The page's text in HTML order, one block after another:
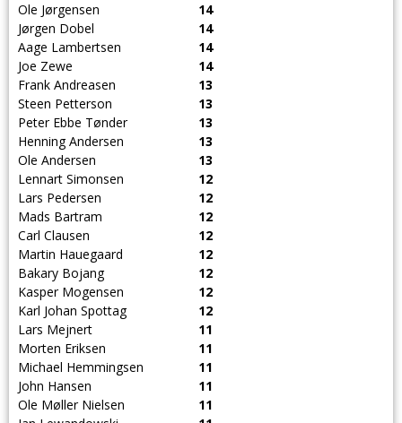
Ole Jørgensen
14
Jørgen Dobel
14
Aage Lambertsen
14
Joe Zewe
14
Frank Andreasen
13
Steen Petterson
13
Peter Ebbe Tønder
13
Henning Andersen
13
Ole Andersen
13
Lennart Simonsen
12
Lars Pedersen
12
Mads Bartram
12
Carl Clausen
12
Martin Hauegaard
12
Bakary Bojang
12
Kasper Mogensen
12
Karl Johan Spottag
12
Lars Mejnert
11
Morten Eriksen
11
Michael Hemmingsen
11
John Hansen
11
Ole Møller Nielsen
11